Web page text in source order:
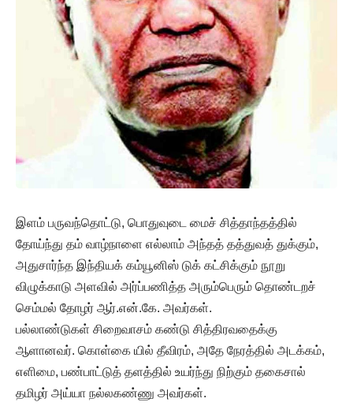
இளம் பருவந்தொட்டு, பொதுவுடை மைச் சித்தாந்தத்தில்
தோய்ந்து தம் வாழ்நாளை எல்லாம் அந்தத் தத்துவத் துக்கும்,
அதுசார்ந்த இந்தியக் கம்யூனிஸ் டுக் கட்சிக்கும் நூறு
விழுக்காடு அளவில் அர்ப்பணித்த அரும்பெரும் தொண்டறச்
செம்மல் தோழர் ஆர்.என்.கே. அவர்கள்.
பல்லாண்டுகள் சிறைவாசம் கண்டு சித்திரவதைக்கு
ஆளானவர். கொள்கை யில் தீவிரம், அதே நேரத்தில் அடக்கம்,
எளிமை, பண்பாட்டுத் தளத்தில் உயர்ந்து நிற்கும் தகைசால்
தமிழர் அய்யா நல்லகண்ணு அவர்கள்.